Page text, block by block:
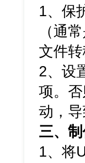
1、保
（通
文件
2、设
项。
动，
三、
1、将